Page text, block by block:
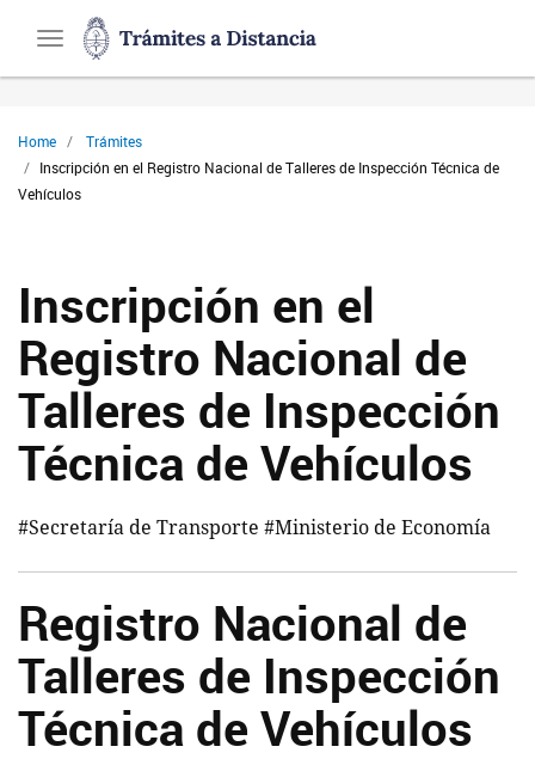
Toggle
navigation
Trámites
a
Distancia
la
Nación
Home
Trámites
Inscripción en el Registro Nacional de Talleres de Inspección Técnica de
Vehículos
Inscripción en el
Registro Nacional de
Talleres de Inspección
Técnica de Vehículos
#Secretaría de Transporte #Ministerio de Economía
Registro Nacional de
Talleres de Inspección
Técnica de Vehículos